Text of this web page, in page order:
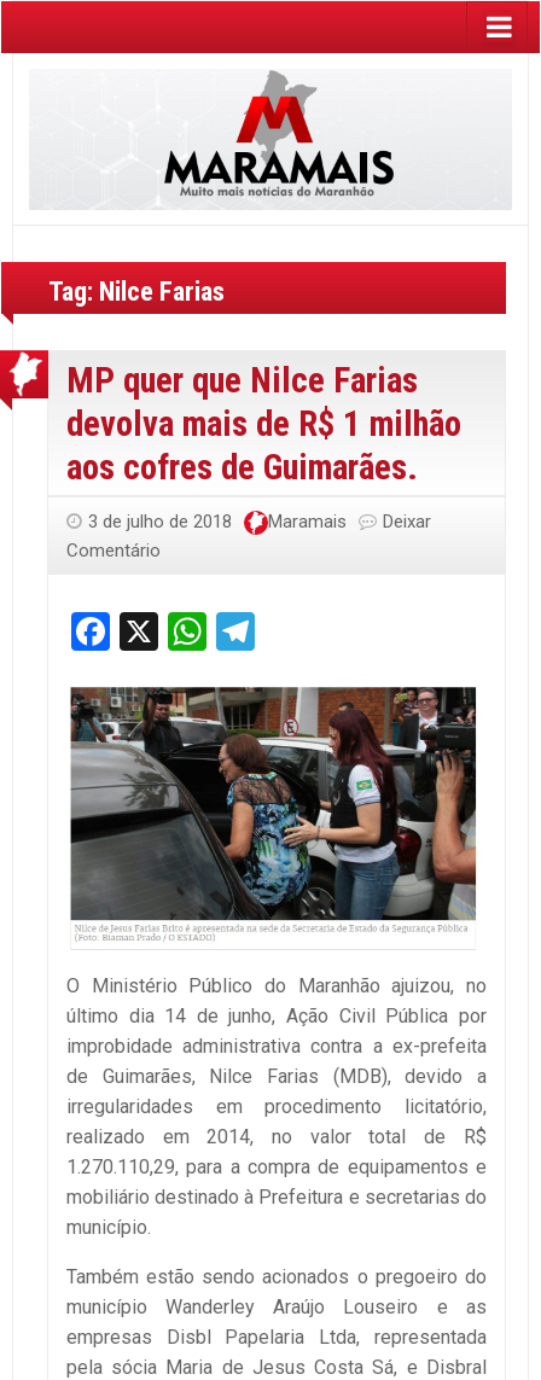
Tag: Nilce Farias
MP quer que Nilce Farias
devolva mais de R$ 1 milhão
aos cofres de Guimarães.
3 de julho de 2018 Maramais
Deixar
Comentário
Facebook
X WhatsApp
O Ministério Público do Maranhão ajuizou, no
último dia 14 de junho, Ação Civil Pública por
improbidade administrativa contra a ex-prefeita
de Guimarães, Nilce Farias (MDB), devido a
irregularidades em procedimento licitatório,
realizado em 2014, no valor total de R$
1.270.110,29, para a compra de equipamentos e
mobiliário destinado à Prefeitura e secretarias do
município.
Também estão sendo acionados o pregoeiro do
município Wanderley Araújo Louseiro e as
empresas Disbl Papelaria Ltda, representada
pela sócia Maria de Jesus Costa Sá, e Disbral